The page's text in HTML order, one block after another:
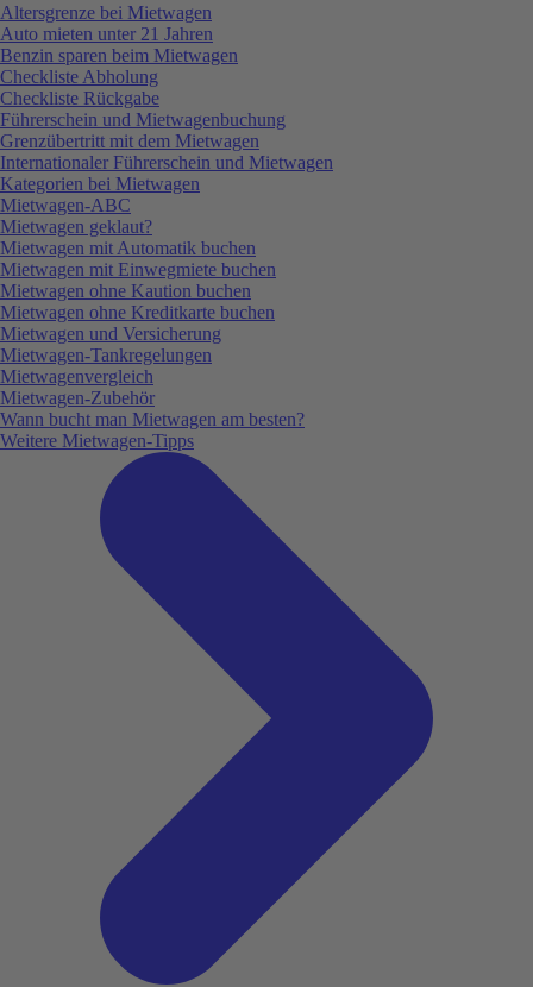
Altersgrenze bei Mietwagen
Auto mieten unter 21 Jahren
Benzin sparen beim Mietwagen
Checkliste Abholung
Checkliste Rückgabe
Führerschein und Mietwagenbuchung
Grenzübertritt mit dem Mietwagen
Internationaler Führerschein und Mietwagen
Kategorien bei Mietwagen
Mietwagen-ABC
Mietwagen geklaut?
Mietwagen mit Automatik buchen
Mietwagen mit Einwegmiete buchen
Mietwagen ohne Kaution buchen
Mietwagen ohne Kreditkarte buchen
Mietwagen und Versicherung
Mietwagen-Tankregelungen
Mietwagenvergleich
Mietwagen-Zubehör
Wann bucht man Mietwagen am besten?
Weitere Mietwagen-Tipps